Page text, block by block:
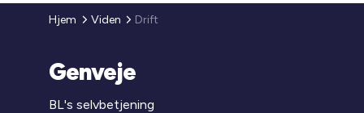
Hjem Viden Drift
Genveje
BL's selvbetjening